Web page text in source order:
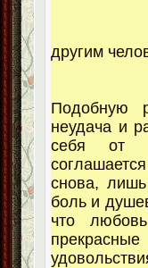
другим
Подобную
неудача и
себя от
снова,
боль и
что